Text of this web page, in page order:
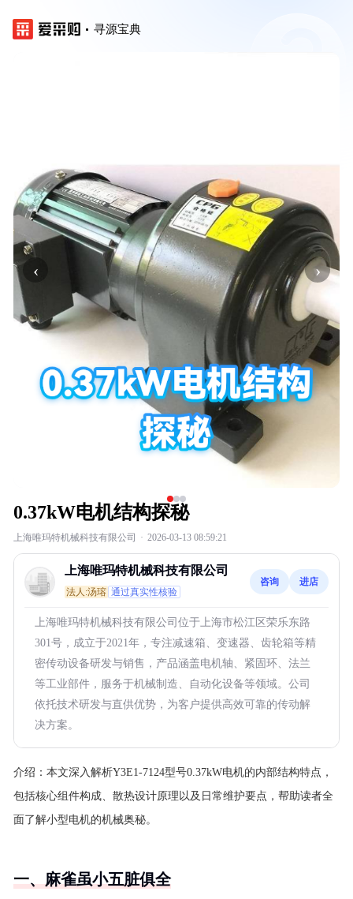
寻源宝典
‹ ›
0.37kW电机结构探秘
上海唯玛特机械科技有限公司 · 2026-03-13 08:59:21
上海唯玛特机械科技有限公司
法人:汤瑢 通过真实性核验
咨询 进店
上海唯玛特机械科技有限公司位于上海市松江区荣乐东路
301号，成立于2021年，专注减速箱、变速器、齿轮箱等精
密传动设备研发与销售，产品涵盖电机轴、紧固环、法兰
等工业部件，服务于机械制造、自动化设备等领域。公司
依托技术研发与直供优势，为客户提供高效可靠的传动解
决方案。
介绍： 本文深入解析Y3E1-7124型号0.37kW电机的内部结构特点，
包括核心组件构成、散热设计原理以及日常维护要点，帮助读者全
面了解小型电机的机械奥秘。
一、麻雀虽小五脏俱全